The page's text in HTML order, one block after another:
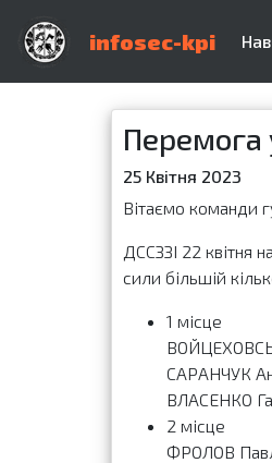
infosec-kpi
Перемога
25 Квітня 2023
Вітаємо команди
ДССЗЗІ 22 квітня
сили більшій
1 місце
САРАНЧУК
ВЛАСЕНКО
2 місце
ФРОЛОВ